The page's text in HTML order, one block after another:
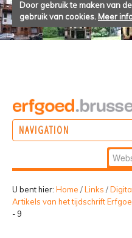
Door gebruik te maken van
gebruik van cookies. Meer
NAVIGATION
BELEVEN
Zoek
U bent hier: Home /Links /
Artikels van het tijdschrift
- 9